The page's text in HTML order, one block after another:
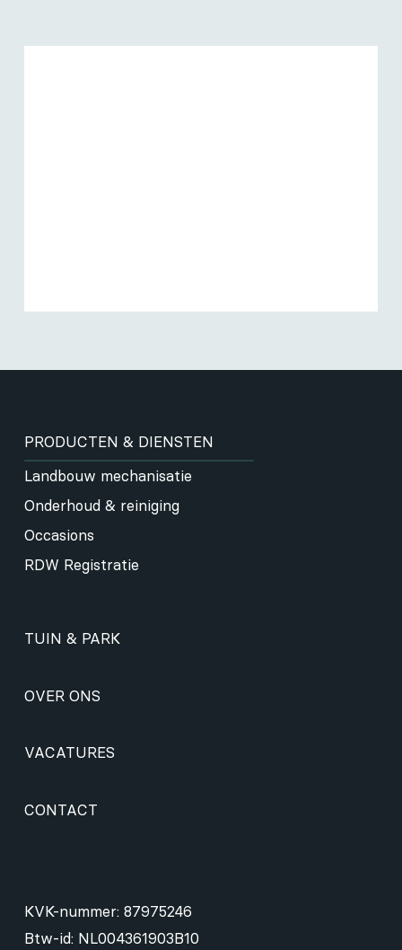
PRODUCTEN & DIENSTEN
Landbouw mechanisatie
Onderhoud & reiniging
Occasions
RDW Registratie
TUIN & PARK
OVER ONS
VACATURES
CONTACT
KVK-nummer: 87975246
Btw-id: NL004361903B10